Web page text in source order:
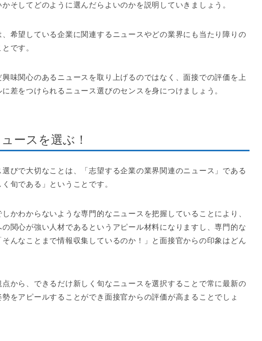
そしてどのように選んだらよいのかを説明していきましょう。
希望している企業に関連するニュースやどの業界にも当たり障りの
です。
味関心のあるニュースを取り上げるのではなく、面接での評価を上
差をつけられるニュース選びのセンスを身につけましょう。
ースを選ぶ！
びで大切なことは、「志望する企業の業界関連のニュース」である
旬である」ということです。
かわからないような専門的なニュースを把握していることにより、
の関心が強い人材であるというアピール材料になりますし、専門的な
んなことまで情報収集しているのか！」と面接官からの印象はどん
から、できるだけ新しく旬なニュースを選択することで常に最新の
をアピールすることができ面接官からの評価が高まることでしょ